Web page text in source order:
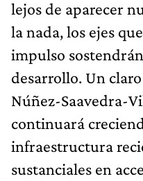
lejos de aparecer
la nada, los ejes
impulso
desarrollo. Un
Núñez-Saavedra-
continuará
infraestructura
sustanciales en